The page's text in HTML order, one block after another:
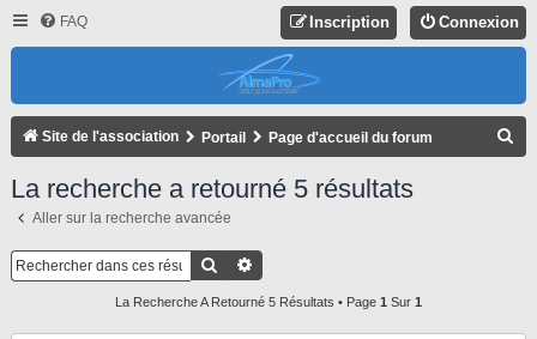
FAQ Connexion
Inscription
Site de l'association Portail Page d'accueil du forum
La recherche a retourné 5 résultats
Aller sur la recherche avancée
Rechercher
La Recherche A Retourné 5 Résultats • Page 1 Sur 1